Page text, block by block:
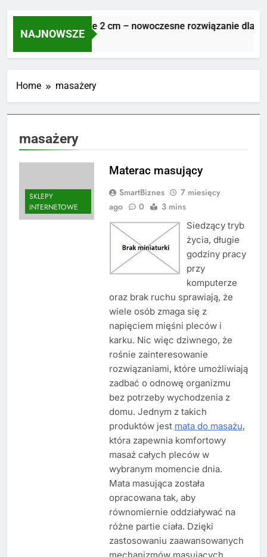
NAJNOWSZE
Płyty tarasowe 2 cm – nowoczesne rozwiązanie dla
7 Dni Ago
Home masażery
masażery
SKLEPY
INTERNETOWE
Materac masujący
SmartBiznes
7 miesięcy
ago
0 3 mins
Siedzący tryb
życia, długie
godziny pracy
przy
komputerze
oraz brak ruchu sprawiają, że
wiele osób zmaga się z
napięciem mięśni pleców i
karku. Nic więc dziwnego, że
rośnie zainteresowanie
rozwiązaniami, które umożliwiają
zadbać o odnowę organizmu
bez potrzeby wychodzenia z
domu. Jednym z takich
produktów jest mata do masażu,
która zapewnia komfortowy
masaż całych pleców w
wybranym momencie dnia.
Mata masująca została
opracowana tak, aby
równomiernie oddziaływać na
różne partie ciała. Dzięki
zastosowaniu zaawansowanych